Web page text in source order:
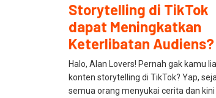
Storytelling di TikTok
dapat Meningkatkan
Keterlibatan Audiens?
Halo, Alan Lovers! Pernah gak kamu
konten storytelling di TikTok? Yap,
semua orang menyukai cerita dan